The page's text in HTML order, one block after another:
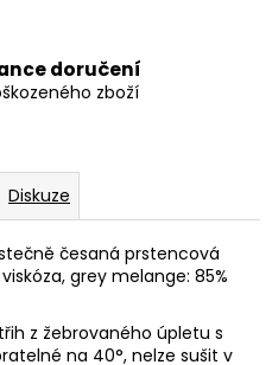
doručení
zboží
Diskuze
česaná prstencová
grey melange: 85%
z žebrovaného úpletu s
na 40°, nelze sušit v